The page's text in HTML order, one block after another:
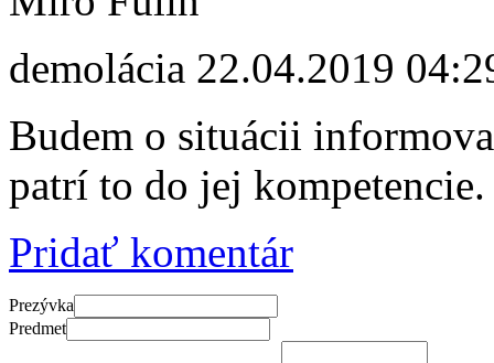
demolácia 22.04.2019
Budem o situácii
patrí to do jej kompetencie.
Pridať komentár
Prezývka
Predmet